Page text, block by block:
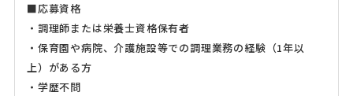
■応募資格
・調理師または栄養士資格保有者
・保育園や病院、介護施設等での調理業務の経験（1年以
上）がある方
・学歴不問